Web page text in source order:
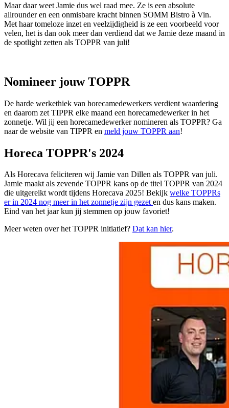
Maar daar weet Jamie dus wel raad mee. Ze is een absolute
allrounder en een onmisbare kracht binnen SOMM Bistro à Vin.
Met haar tomeloze inzet en veelzijdigheid is ze een voorbeeld voor
velen, het is dan ook meer dan verdiend dat we Jamie deze maand in
de spotlight zetten als TOPPR van juli!
Nomineer jouw TOPPR
De harde werkethiek van horecamedewerkers verdient waardering
en daarom zet TIPPR elke maand een horecamedewerker in het
zonnetje. Wil jij een horecamedewerker nomineren als TOPPR? Ga
naar de website van TIPPR en meld jouw TOPPR aan!
Horeca TOPPR's 2024
Als Horecava feliciteren wij Jamie van Dillen als TOPPR van juli.
Jamie maakt als zevende TOPPR kans op de titel TOPPR van 2024
die uitgereikt wordt tijdens Horecava 2025! Bekijk welke TOPPRs
er in 2024 nog meer in het zonnetje zijn gezeten dus kans maken.
Eind van het jaar kun jij stemmen op jouw favoriet!
Meer weten over het TOPPR initiatief? Dat kan hier.